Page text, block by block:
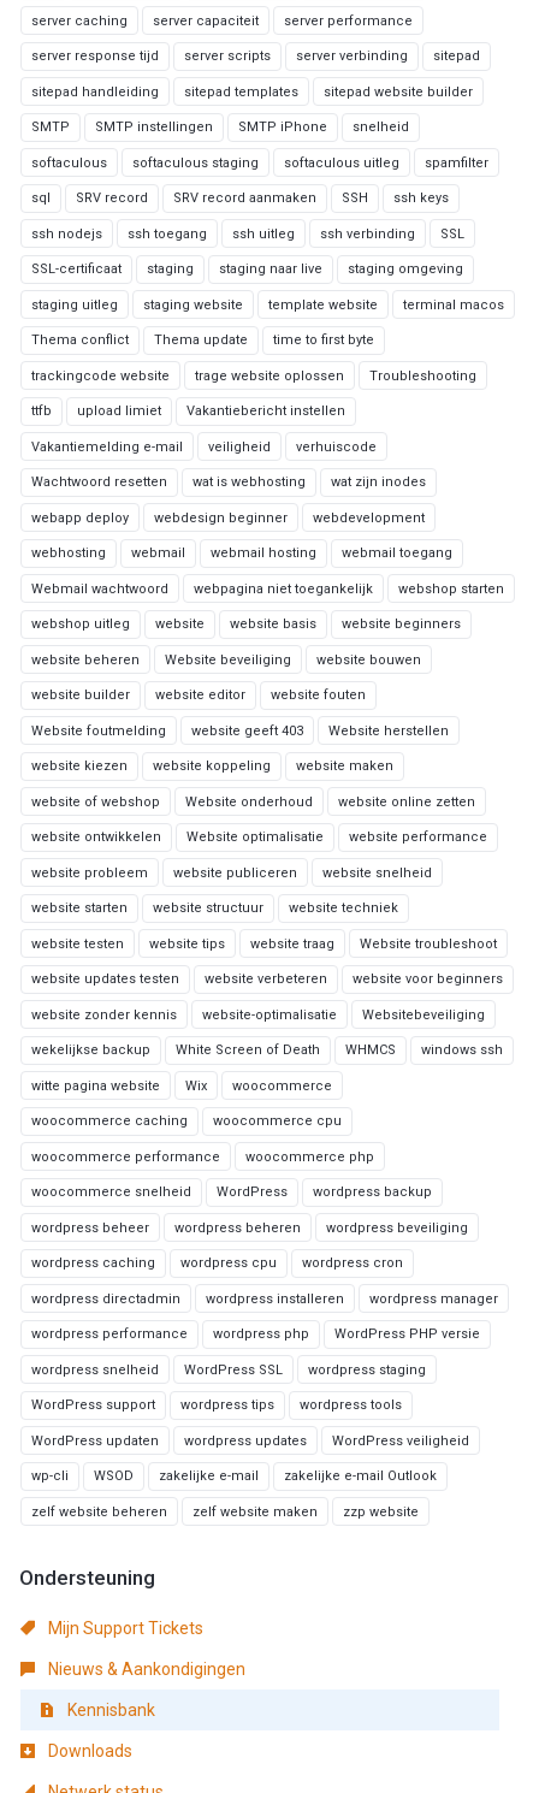
server caching server capaciteit server performance
server response tijd server scripts server verbinding sitepad
sitepad handleiding sitepad templates sitepad website builder
SMTP SMTP instellingen SMTP iPhone snelheid
softaculous softaculous staging softaculous uitleg spamfilter
sql SRV record SRV record aanmaken SSH ssh keys
ssh nodejs ssh toegang ssh uitleg ssh verbinding SSL
SSL-certificaat staging staging naar live staging omgeving
staging uitleg staging website template website terminal macos
Thema conflict Thema update time to first byte
trackingcode website trage website oplossen Troubleshooting
ttfb upload limiet Vakantiebericht instellen
Vakantiemelding e-mail veiligheid verhuiscode
Wachtwoord resetten wat is webhosting wat zijn inodes
webapp deploy webdesign beginner webdevelopment
webhosting webmail webmail hosting webmail toegang
Webmail wachtwoord webpagina niet toegankelijk webshop starten
webshop uitleg website website basis website beginners
website beheren Website beveiliging website bouwen
website builder website editor website fouten
Website foutmelding website geeft 403 Website herstellen
website kiezen website koppeling website maken
website of webshop Website onderhoud website online zetten
website ontwikkelen Website optimalisatie website performance
website probleem website publiceren website snelheid
website starten website structuur website techniek
website testen website tips website traag Website troubleshoot
website updates testen website verbeteren website voor beginners
website zonder kennis website-optimalisatie Websitebeveiliging
wekelijkse backup White Screen of Death WHMCS windows ssh
witte pagina website Wix woocommerce
woocommerce caching woocommerce cpu
woocommerce performance woocommerce php
woocommerce snelheid WordPress wordpress backup
wordpress beheer wordpress beheren wordpress beveiliging
wordpress caching wordpress cpu wordpress cron
wordpress directadmin wordpress installeren wordpress manager
wordpress performance wordpress php WordPress PHP versie
wordpress snelheid WordPress SSL wordpress staging
WordPress support wordpress tips wordpress tools
WordPress updaten wordpress updates WordPress veiligheid
wp-cli WSOD zakelijke e-mail zakelijke e-mail Outlook
zelf website beheren zelf website maken zzp website
Ondersteuning
Mijn Support Tickets
Nieuws & Aankondigingen
Kennisbank
Downloads